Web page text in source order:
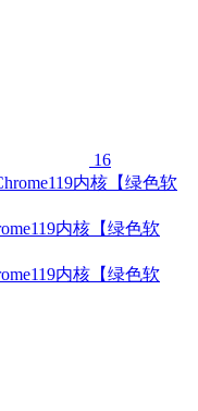
16
内核【绿色软
内核【绿色软